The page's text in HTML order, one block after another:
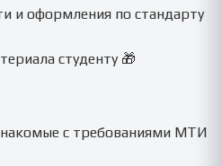
и оформления по стандарту
студенту 🎁
с требованиями МТИ